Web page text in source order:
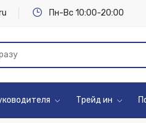
Пн-Вс 10:00-20:00
Трейд ин